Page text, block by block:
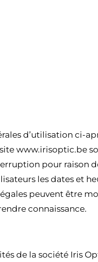
d’utilisation ci-
www.irisoptic.be
pour raison
les dates et
peuvent être
connaissance.
de la société Iris